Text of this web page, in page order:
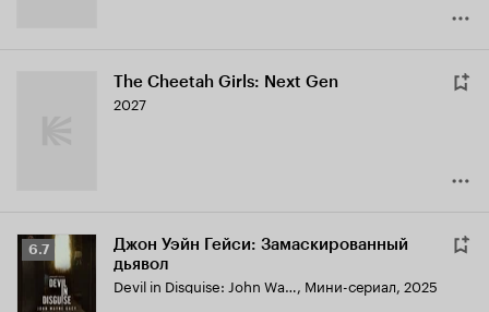
The Cheetah Girls: Next Gen
2027
Рейтинг
Кинопоиска
6.7
6.7
Джон Уэйн Гейси: Замаскированный
дьявол
Devil in Disguise: John Wayne Gacy, Мини-сериал, 2025